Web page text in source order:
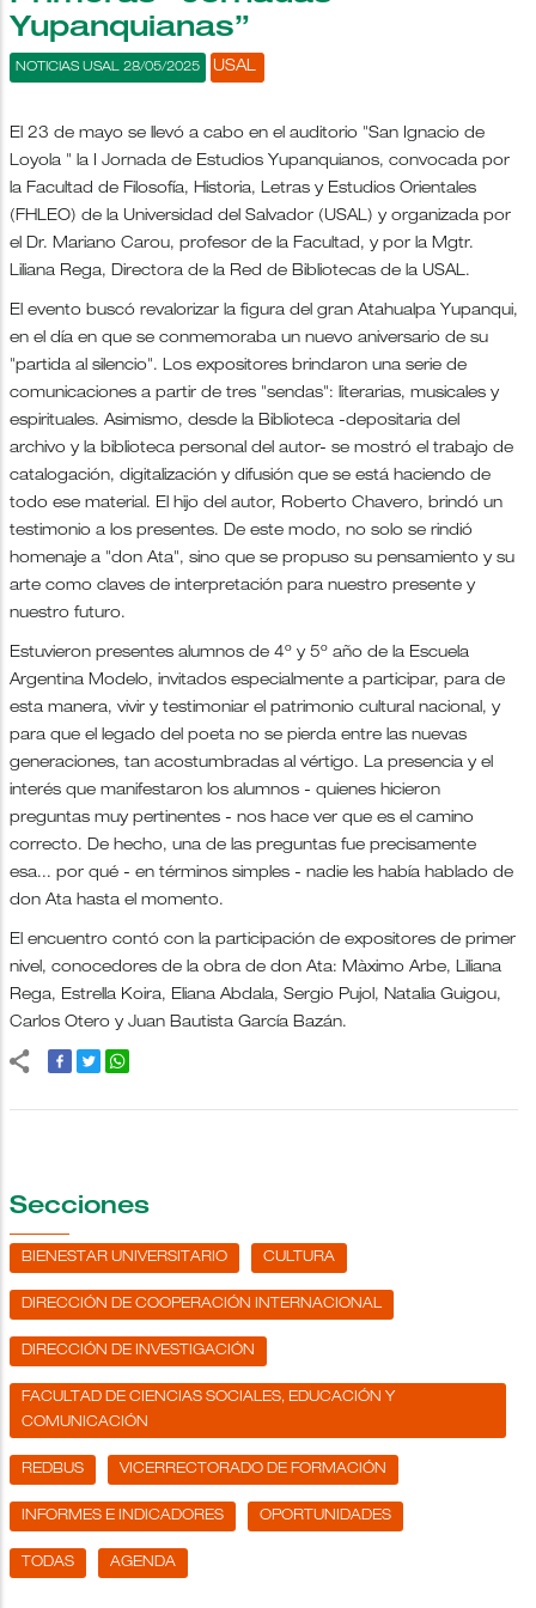
Yupanquianas”
USAL
NOTICIAS USAL 28/05/2025
El 23 de mayo se llevó a cabo en el auditorio "San Ignacio de
Loyola " la I Jornada de Estudios Yupanquianos, convocada por
la Facultad de Filosofía, Historia, Letras y Estudios Orientales
(FHLEO) de la Universidad del Salvador (USAL) y organizada por
el Dr. Mariano Carou, profesor de la Facultad, y por la Mgtr.
Liliana Rega, Directora de la Red de Bibliotecas de la USAL.
El evento buscó revalorizar la figura del gran Atahualpa Yupanqui,
en el día en que se conmemoraba un nuevo aniversario de su
"partida al silencio". Los expositores brindaron una serie de
comunicaciones a partir de tres "sendas": literarias, musicales y
espirituales. Asimismo, desde la Biblioteca -depositaria del
archivo y la biblioteca personal del autor- se mostró el trabajo de
catalogación, digitalización y difusión que se está haciendo de
todo ese material. El hijo del autor, Roberto Chavero, brindó un
testimonio a los presentes. De este modo, no solo se rindió
homenaje a "don Ata", sino que se propuso su pensamiento y su
arte como claves de interpretación para nuestro presente y
nuestro futuro.
Estuvieron presentes alumnos de 4º y 5º año de la Escuela
Argentina Modelo, invitados especialmente a participar, para de
esta manera, vivir y testimoniar el patrimonio cultural nacional, y
para que el legado del poeta no se pierda entre las nuevas
generaciones, tan acostumbradas al vértigo. La presencia y el
interés que manifestaron los alumnos - quienes hicieron
preguntas muy pertinentes - nos hace ver que es el camino
correcto. De hecho, una de las preguntas fue precisamente
esa... por qué - en términos simples - nadie les había hablado de
don Ata hasta el momento.
El encuentro contó con la participación de expositores de primer
nivel, conocedores de la obra de don Ata: Màximo Arbe, Liliana
Rega, Estrella Koira, Eliana Abdala, Sergio Pujol, Natalia Guigou,
Carlos Otero y Juan Bautista García Bazán.
Secciones
BIENESTAR UNIVERSITARIO CULTURA
DIRECCIÓN DE COOPERACIÓN INTERNACIONAL
DIRECCIÓN DE INVESTIGACIÓN
FACULTAD DE CIENCIAS SOCIALES, EDUCACIÓN Y
COMUNICACIÓN
REDBUS VICERRECTORADO DE FORMACIÓN
INFORMES E INDICADORES OPORTUNIDADES
TODAS AGENDA